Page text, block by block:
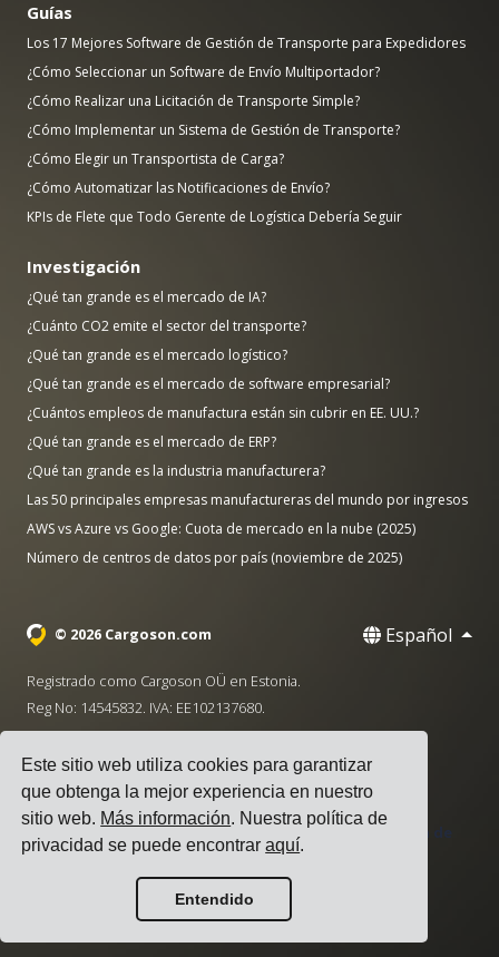
Este sitio web utiliza cookies para garantizar
que obtenga la mejor experiencia en nuestro
sitio web. Más información. Nuestra política de
privacidad se puede encontraraquí.
Entendido
Guías
Los 17 Mejores Software de Gestión de Transporte para Expedidores
¿Cómo Seleccionar un Software de Envío Multiportador?
¿Cómo Realizar una Licitación de Transporte Simple?
¿Cómo Implementar un Sistema de Gestión de Transporte?
¿Cómo Elegir un Transportista de Carga?
¿Cómo Automatizar las Notificaciones de Envío?
KPIs de Flete que Todo Gerente de Logística Debería Seguir
Investigación
¿Qué tan grande es el mercado de IA?
¿Cuánto CO2 emite el sector del transporte?
¿Qué tan grande es el mercado logístico?
¿Qué tan grande es el mercado de software empresarial?
¿Cuántos empleos de manufactura están sin cubrir en EE. UU.?
¿Qué tan grande es el mercado de ERP?
¿Qué tan grande es la industria manufacturera?
Las 50 principales empresas manufactureras del mundo por ingresos
AWS vs Azure vs Google: Cuota de mercado en la nube (2025)
Número de centros de datos por país (noviembre de 2025)
© 2026 Cargoson.com Español
Registrado como Cargoson OÜ en Estonia.
Reg No: 14545832. IVA: EE102137680.
· hello@cargoson.com
Términos de Servicio|Política de Privacidad
Política de